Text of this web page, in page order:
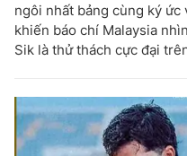
ngôi nhất bảng cùng ký
khiến báo chí Malaysia
Sik là thử thách cực đại